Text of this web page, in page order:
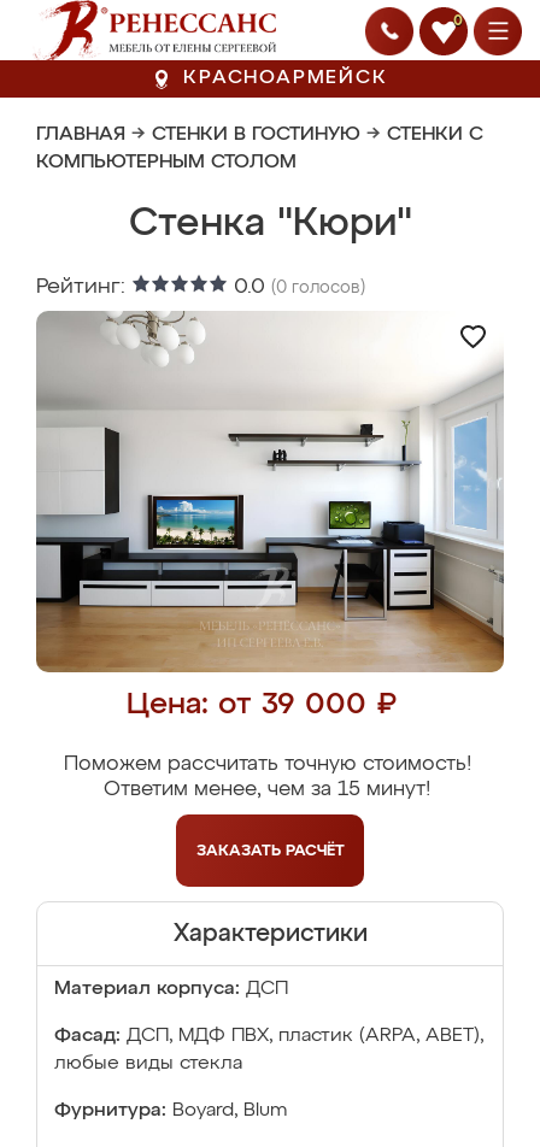
0
КРАСНОАРМЕЙСК
ГЛАВНАЯ → СТЕНКИ В ГОСТИНУЮ → СТЕНКИ С
КОМПЬЮТЕРНЫМ СТОЛОМ
Стенка "Кюри"
Рейтинг: 0.0 (0 голосов)
Цена: от 39 000 ₽
Поможем рассчитать точную стоимость!
Ответим менее, чем за 15 минут!
ЗАКАЗАТЬ РАСЧЁТ
Характеристики
Материал корпуса: ДСП
Фасад: ДСП, МДФ ПВХ, пластик (ARPA, ABET),
любые виды стекла
Фурнитура: Boyard, Blum